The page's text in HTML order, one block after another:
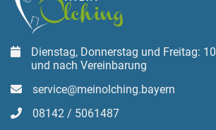
Dienstag, Donnerstag und Freitag:
und nach Vereinbarung
service@meinolching.bayern
08142 / 5061487